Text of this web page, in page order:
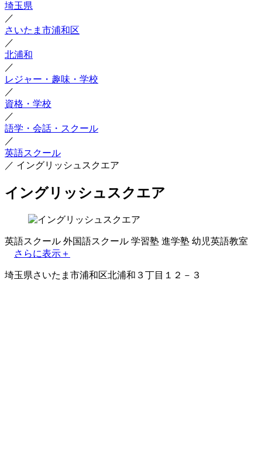
埼玉県
／
さいたま市浦和区
／
北浦和
／
レジャー・趣味・学校
／
資格・学校
／
語学・会話・スクール
／
英語スクール
／ イングリッシュスクエア
イングリッシュスクエア
英語スクール 外国語スクール 学習塾 進学塾 幼児英語教室
さらに表示＋
埼玉県さいたま市浦和区北浦和３丁目１２－３